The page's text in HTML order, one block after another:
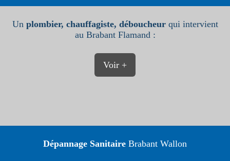
Un plombier, chauffagiste, déboucheurqui intervient
au Brabant Flamand :
Voir +
Dépannage Sanitaire Brabant Wallon